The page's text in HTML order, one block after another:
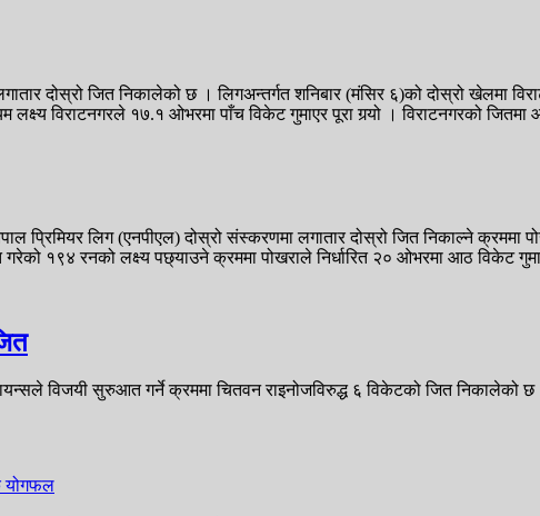
दोस्रो जित निकालेको छ । लिगअन्तर्गत शनिबार (मंसिर ६)को दोस्रो खेलमा
लक्ष्य विराटनगरले १७.१ ओभरमा पाँच विकेट गुमाएर पूरा गर्‍यो । विराटनगरको
प्रिमियर लिग (एनपीएल) दोस्रो संस्करणमा लगातार दोस्रो जित निकाल्ने क्रममा
१९४ रनको लक्ष्य पछ्याउने क्रममा पोखराले निर्धारित २० ओभरमा आठ विकेट
विजयी सुरुआत गर्ने क्रममा चितवन राइनोजविरुद्ध ६ विकेटको जित निकालेको